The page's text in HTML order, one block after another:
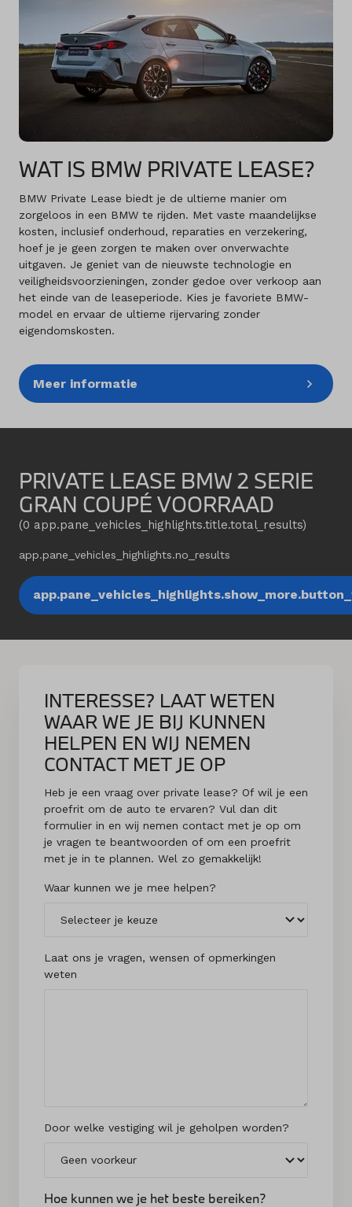
WAT IS BMW PRIVATE LEASE?
BMW Private Lease biedt je de ultieme manier om
zorgeloos in een BMW te rijden. Met vaste maandelijkse
kosten, inclusief onderhoud, reparaties en verzekering,
hoef je je geen zorgen te maken over onverwachte
uitgaven. Je geniet van de nieuwste technologie en
veiligheidsvoorzieningen, zonder gedoe over verkoop aan
het einde van de leaseperiode. Kies je favoriete BMW-
model en ervaar de ultieme rijervaring zonder
eigendomskosten.
Meer informatie
PRIVATE LEASE BMW 2 SERIE
GRAN COUPÉ VOORRAAD
(0 app.pane_vehicles_highlights.title.total_results)
app.pane_vehicles_highlights.no_results
INTERESSE? LAAT WETEN
WAAR WE JE BIJ KUNNEN
HELPEN EN WIJ NEMEN
CONTACT MET JE OP
Heb je een vraag over private lease? Of wil je een
proefrit om de auto te ervaren? Vul dan dit
formulier in en wij nemen contact met je op om
je vragen te beantwoorden of om een proefrit
met je in te plannen. Wel zo gemakkelijk!
Waar kunnen we je mee helpen?
Laat ons je vragen, wensen of opmerkingen
weten
Door welke vestiging wil je geholpen worden?
Hoe kunnen we je het beste bereiken?